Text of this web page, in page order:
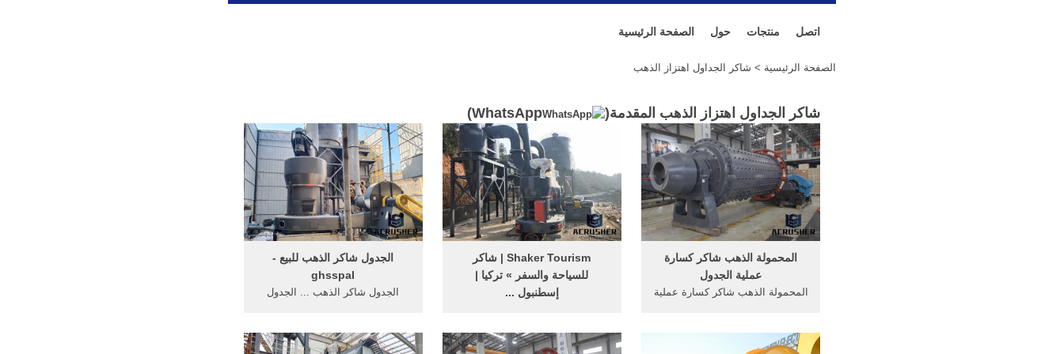
الصفحة الرئيسية حول منتجات اتصل
الصفحة الرئيسية > شاكر الجداول اهتزاز الذهب
شاكر الجداول اهتزاز الذهب المقدمة( WhatsApp
)
الجدول شاكر الذهب للبيع -
ghsspal
الجدول شاكر الذهب ... الجدول
Shaker Tourism | شاكر
للسياحة والسفر » تركيا |
إسطنبول ...
Istanbul * Bursa * Trabzon / 13
المحمولة الذهب شاكر كسارة
عملية الجدول
المحمولة الذهب شاكر كسارة عملية